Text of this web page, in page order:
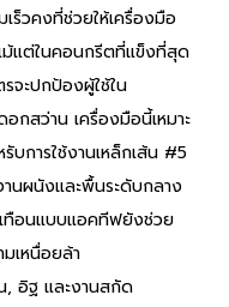
ร็วคงที่ช่วยให้เครื่องมือ
ม้แต่ในคอนกรีตที่แข็งที่สุด
จะปกป้องผู้ใช้ใน
กสว่าน เครื่องมือนี้เหมาะ
บการใช้งานเหล็กเส้น #5
นผนังและพื้นระดับกลาง
ทือนแบบแอคทีฟยังช่วย
เหนื่อยล้า
, อิฐ และงานสกัด